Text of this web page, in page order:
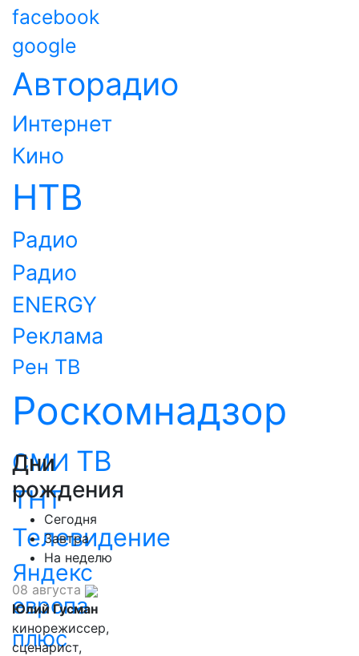
facebook
google
Авторадио
Интернет
Кино
НТВ
Радио
Радио
ENERGY
Реклама
Рен ТВ
Роскомнадзор
СМИ ТВ
ТНТ
Телевидение
Яндекс
европа
плюс
Дни
рождения
Сегодня
Завтра
На неделю
08 августа
Юлий Гусман
кинорежиссер,
сценарист,